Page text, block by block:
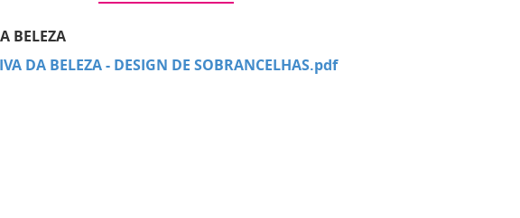
BELEZA
DA BELEZA - DESIGN DE SOBRANCELHAS.pdf